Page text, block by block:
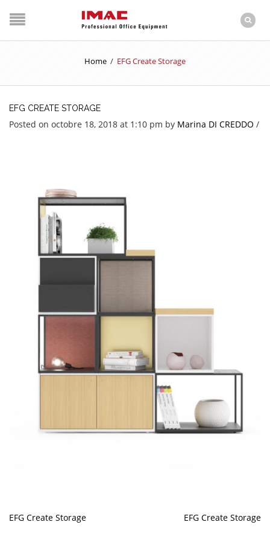
Home / EFG Create Storage
EFG CREATE STORAGE
Posted on octobre 18, 2018 at 1:10 pm by Marina DI CREDDO /
EFG Create Storage EFG Create Storage